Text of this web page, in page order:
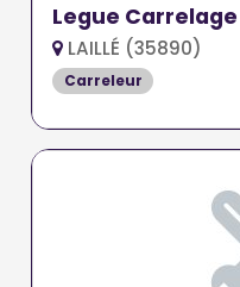
Legue Carrelage
LAILLÉ (35890)
Carreleur